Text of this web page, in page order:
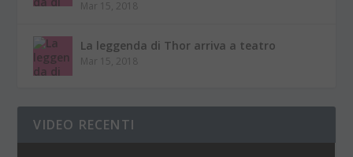
Mar 15, 2018
La leggenda di Thor arriva a teatro
Mar 15, 2018
VIDEO RECENTI